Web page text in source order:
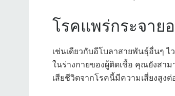
โรคแพร่กระจาย
เช่นเดียวกับอีโบลาสายพันธุ์อื่นๆ ไ
ในร่างกายของผู้ติดเชื้อ คุณยังสา
เสียชีวิตจากโรคนี้มีความเสี่ยงสูง